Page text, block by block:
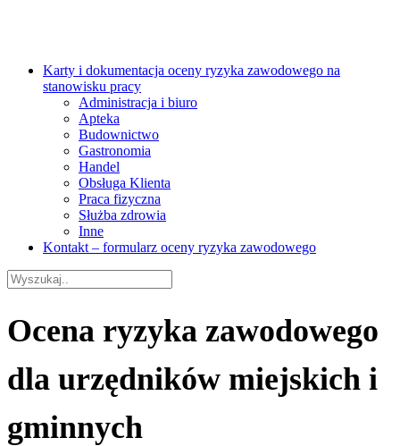
Karty i dokumentacja oceny ryzyka zawodowego na
stanowisku pracy
Administracja i biuro
Apteka
Budownictwo
Gastronomia
Handel
Obsługa Klienta
Praca fizyczna
Służba zdrowia
Inne
Kontakt – formularz oceny ryzyka zawodowego
Ocena ryzyka zawodowego
dla urzędników miejskich i
gminnych